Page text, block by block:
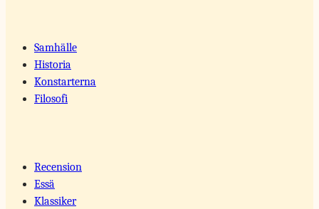
Samhälle
Historia
Konstarterna
Filosofi
Recension
Essä
Klassiker